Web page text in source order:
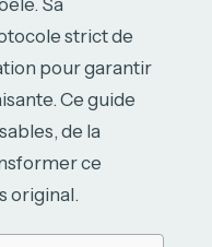
Sa
strict de
pour garantir
Ce guide
de la
ce
original.